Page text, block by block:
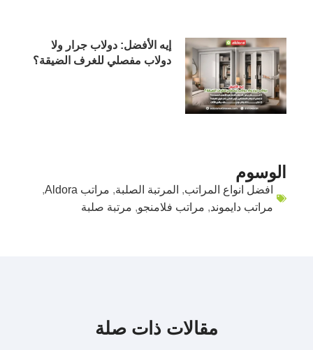
إيه الأفضل: دولاب جرار ولا
دولاب مفصلي للغرف الضيقة؟
الوسوم
افضل انواع المراتب, المرتبة الصلبة, مراتب Aldora
,
مراتب دايموند, مراتب فلامنجو, مرتبة صلبة
مقالات ذات صلة